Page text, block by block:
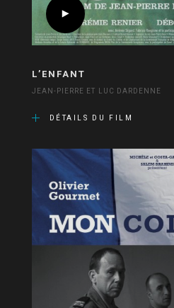
L’ENFANT
JEAN-PIERRE ET LUC DARDENNE
DÉTAILS DU FILM